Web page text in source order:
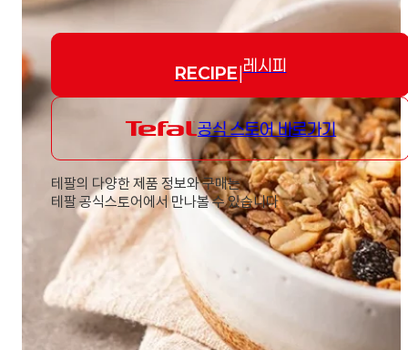
RECIPE |레시피
공식 스토어 바로가기
테팔의 다양한 제품 정보와 구매는
테팔 공식스토어에서 만나볼 수 있습니다